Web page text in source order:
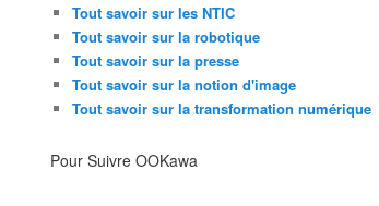
Tout savoir sur les NTIC
Tout savoir sur la robotique
Tout savoir sur la presse
Tout savoir sur la notion d'image
Tout savoir sur la transformation numérique
Pour Suivre OOKawa